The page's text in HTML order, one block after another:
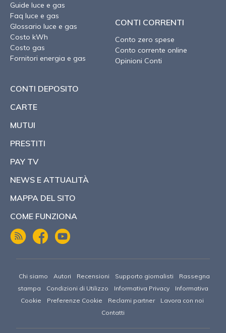
Guide luce e gas
Faq luce e gas
Glossario luce e gas
Costo kWh
Costo gas
Fornitori energia e gas
CONTI CORRENTI
Conto zero spese
Conto corrente online
Opinioni Conti
CONTI DEPOSITO
CARTE
MUTUI
PRESTITI
PAY TV
NEWS E ATTUALITÀ
MAPPA DEL SITO
COME FUNZIONA
Chi siamo Autori Recensioni Supporto giornalisti
Rassegna
stampa
Condizioni di Utilizzo Informativa Privacy
Informativa
Cookie
Preferenze Cookie Reclami partner
Lavora con noi
Contatti